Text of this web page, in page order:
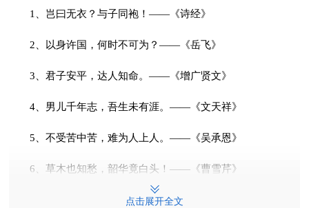
1、岂曰无衣？与子同袍！——《诗经》
2、以身许国，何时不可为？——《岳飞》
3、君子安平，达人知命。——《增广贤文》
4、男儿千年志，吾生未有涯。——《文天祥》
5、不受苦中苦，难为人上人。——《吴承恩》
6、草木也知愁，韶华竟白头！——《曹雪芹》
7、为人莫犯法，犯法身无主。——《增广贤文》
点击展开全文